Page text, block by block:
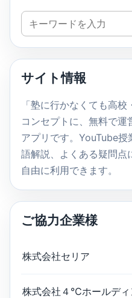
サ
イ
ト
検
索
サイト情報
「塾に行かなくても高
コンセプトに、無料で運
アプリです。YouTube授
語解説、よくある疑問点
自由に利用できます。
ご協力企業様
株式会社セリア
株式会社４℃ホールディ